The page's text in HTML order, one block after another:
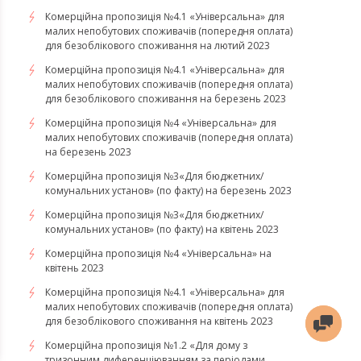
Комерційна пропозиція №4.1 «Універсальна» для
малих непобутових споживачів (попередня оплата)
для безоблікового споживання на лютий 2023
Комерційна пропозиція №4.1 «Універсальна» для
малих непобутових споживачів (попередня оплата)
для безоблікового споживання на березень 2023
​​​​​​​Комерційна пропозиція №4 «Універсальна» для
малих непобутових споживачів (попередня оплата)
на березень 2023
​​​​​​​Комерційна пропозиція №3«Для бюджетних/
комунальних установ» (по факту) на березень 2023
Комерційна пропозиція №3«Для бюджетних/
комунальних установ» (по факту) на квітень 2023
Комерційна пропозиція №4 «Універсальна» на
квітень 2023
Комерційна пропозиція №4.1 «Універсальна» для
малих непобутових споживачів (попередня оплата)
для безоблікового споживання на квітень 2023
Комерційна пропозиція №1.2 «Для дому з